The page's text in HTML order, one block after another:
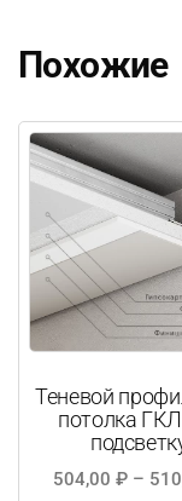
Похожие
Теневой
потолка
504,00₽ –